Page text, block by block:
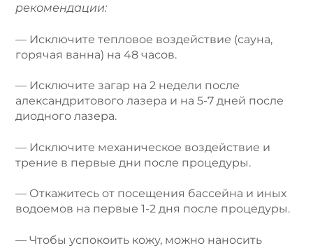
рекомендации:
— Исключите тепловое воздействие (сауна,
горячая ванна) на 48 часов.
— Исключите загар на 2 недели после
александритового лазера и на 5-7 дней после
диодного лазера.
— Исключите механическое воздействие и
трение в первые дни после процедуры.
— Откажитесь от посещения бассейна и иных
водоемов на первые 1-2 дня после процедуры.
— Чтобы успокоить кожу, можно наносить